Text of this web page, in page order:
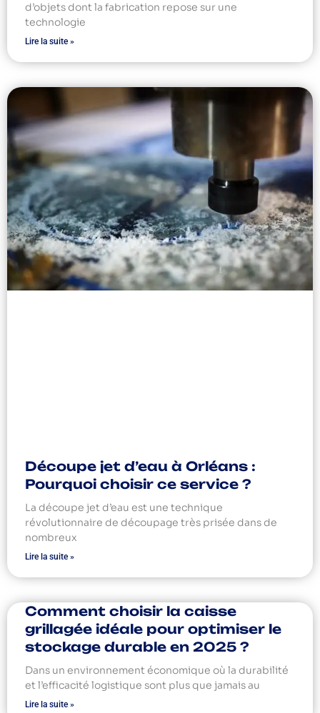
d’objets dont la fabrication repose sur une
technologie
Lire la suite »
Découpe jet d’eau à Orléans :
Pourquoi choisir ce service ?
La découpe jet d’eau est une technique
révolutionnaire de découpage très prisée dans de
nombreux
Lire la suite »
Comment choisir la caisse
grillagée idéale pour optimiser le
stockage durable en 2025 ?
Dans un environnement économique où la durabilité
et l’efficacité logistique sont plus que jamais au
Lire la suite »